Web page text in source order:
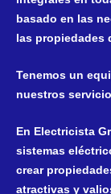
basado en las
las propiedades
Tenemos un
nuestros
En Electricista
sistemas
crear
atractivas y